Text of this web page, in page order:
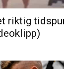
riktig